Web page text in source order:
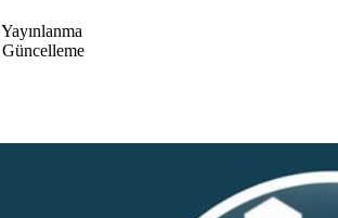
Yayınlanma
Güncelleme